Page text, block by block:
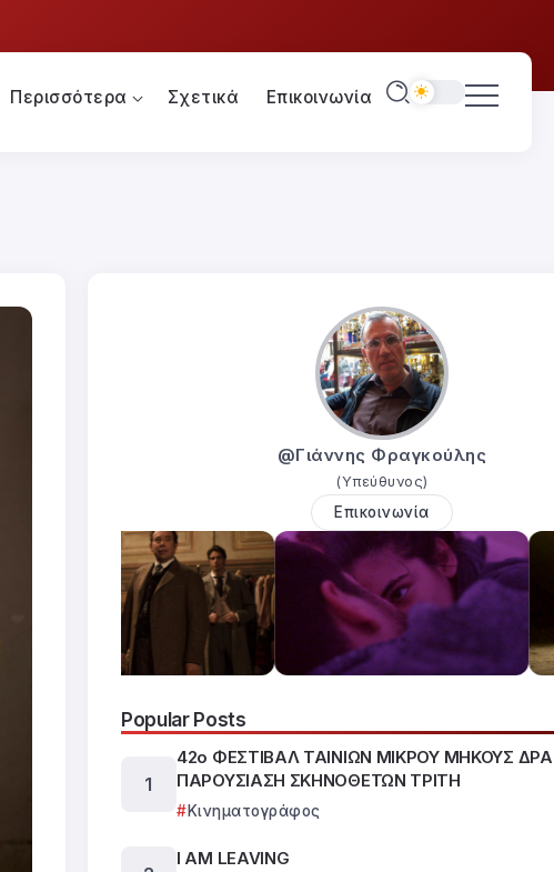
Περισσότερα Σχετικά Επικοινωνία
@Γιάννης Φραγκούλης
(Υπεύθυνος)
Επικοινωνία
Popular Posts
42ο ΦΕΣΤΙΒΑΛ ΤΑΙΝΙΩΝ ΜΙΚΡΟΥ ΜΗΚΟΥΣ
ΠΑΡΟΥΣΙΑΣΗ ΣΚΗΝΟΘΕΤΩΝ ΤΡΙΤΗ
Κινηματογράφος
I AM LEAVING